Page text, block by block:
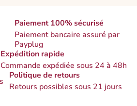
Paiement 100% sécurisé
Paiement bancaire assuré par
Payplug
Expédition rapide
Commande expédiée sous 24 à 48h
Politique de retours
Retours possibles sous 21 jours